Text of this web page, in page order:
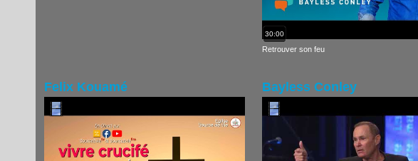
30:00
Retrouver son feu
Felix Kouamé Bayless Conley